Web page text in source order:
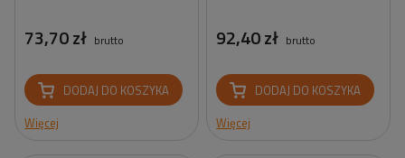
73,70 zł brutto
DODAJ DO KOSZYKA
Więcej
92,40 zł brutto
DODAJ DO KOSZYKA
Więcej